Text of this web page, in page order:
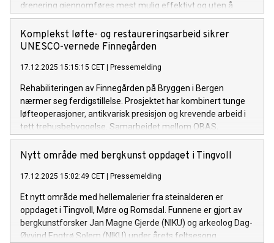
drenering gjennomføres mest mulig effektivt og uten å
skade kulturarven.
Komplekst løfte- og restaureringsarbeid sikrer
UNESCO-vernede Finnegården
17.12.2025 15:15:15 CET Pressemelding
Rehabiliteringen av Finnegården på Bryggen i Bergen
nærmer seg ferdigstillelse. Prosjektet har kombinert tunge
løfteoperasjoner, antikvarisk presisjon og krevende arbeid i
tett trehusbebyggelse. Samarbeidet mellom OBAS,
Gamle3Hus AS og NIKU har vært avgjørende for resultatet.
Nytt område med bergkunst oppdaget i Tingvoll
17.12.2025 15:02:49 CET Pressemelding
Et nytt område med hellemalerier fra steinalderen er
oppdaget i Tingvoll, Møre og Romsdal. Funnene er gjort av
bergkunstforsker Jan Magne Gjerde (NIKU) og arkeolog Dag-
Øyvind Engtrø Solem (NIKU) under årets feltsesong.